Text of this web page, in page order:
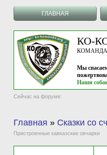
ГЛАВНАЯ
КО-
КОМАНДА
Мы
Наши
Сейчас на форуме:
Главная » Сказки со
Пристроенные кавказские овчарки